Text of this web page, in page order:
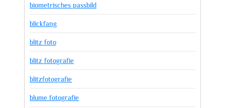
biometrisches passbild
blickfang
blitz foto
blitz fotografie
blitzfotografie
blume fotografie